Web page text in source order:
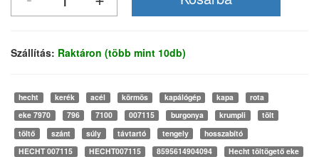
Szállítás: Raktáron (több mint 10db)
hecht kerék acél körmös kapálógép kapa
rota
eke 7970
796 7100 007115 burgonya krumpli
tölt
töltő
szánt súly távtartó tengely
hosszabító
HECHT 007115
HECHT007115 8595614904094
Hecht töltögető eke